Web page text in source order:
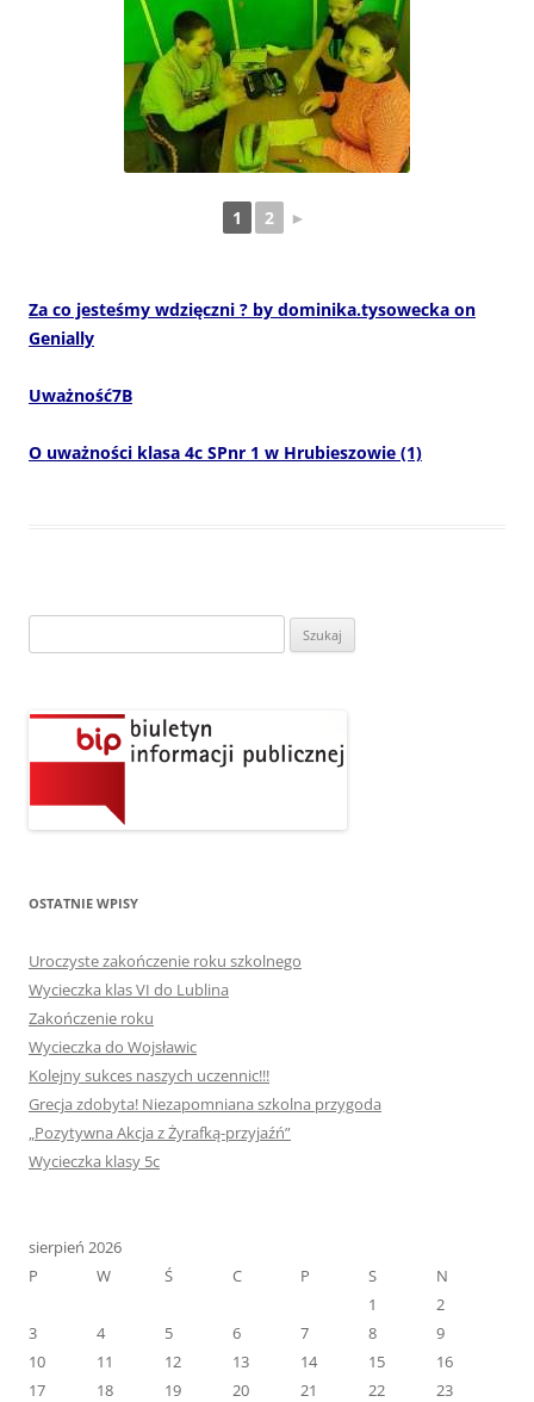
1 2 ►
Za co jesteśmy wdzięczni ? by dominika.tysowecka on
Genially
Uważność7B
O uważności klasa 4c SPnr 1 w Hrubieszowie (1)
OSTATNIE WPISY
Uroczyste zakończenie roku szkolnego
Wycieczka klas VI do Lublina
Zakończenie roku
Wycieczka do Wojsławic
Kolejny sukces naszych uczennic!!!
Grecja zdobyta! Niezapomniana szkolna przygoda
„Pozytywna Akcja z Żyrafką-przyjaźń”
Wycieczka klasy 5c
sierpień 2026
P
W Ś C P S
N
1
2
3
4 5 6 7 8
9
10
11 12 13 14 15
16
17
18 19 20 21 22
23